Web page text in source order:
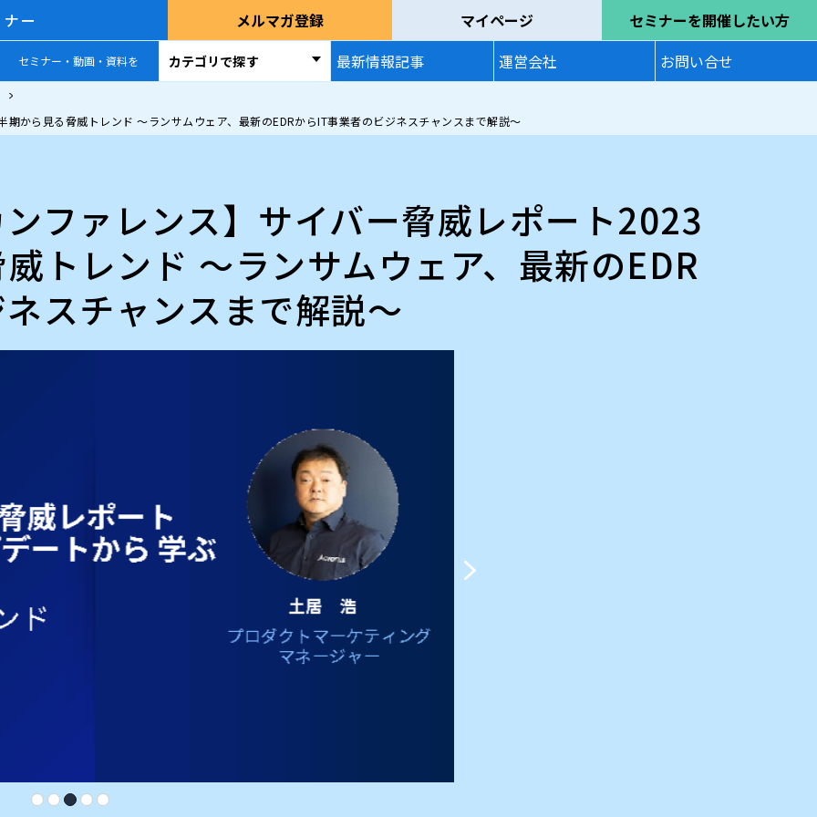
ー メルマガ登録 マイページ セミナーを開催したい方
セミナー・動画・資料を カテゴリで探す 最新情報記事 運営会社 お問い合せ
から見る脅威トレンド ～ランサムウェア、最新のEDRからIT事業者のビジネスチャンスまで解説～
ファレンス】サイバー脅威レポート2023
トレンド ～ランサムウェア、最新のEDR
スチャンスまで解説～